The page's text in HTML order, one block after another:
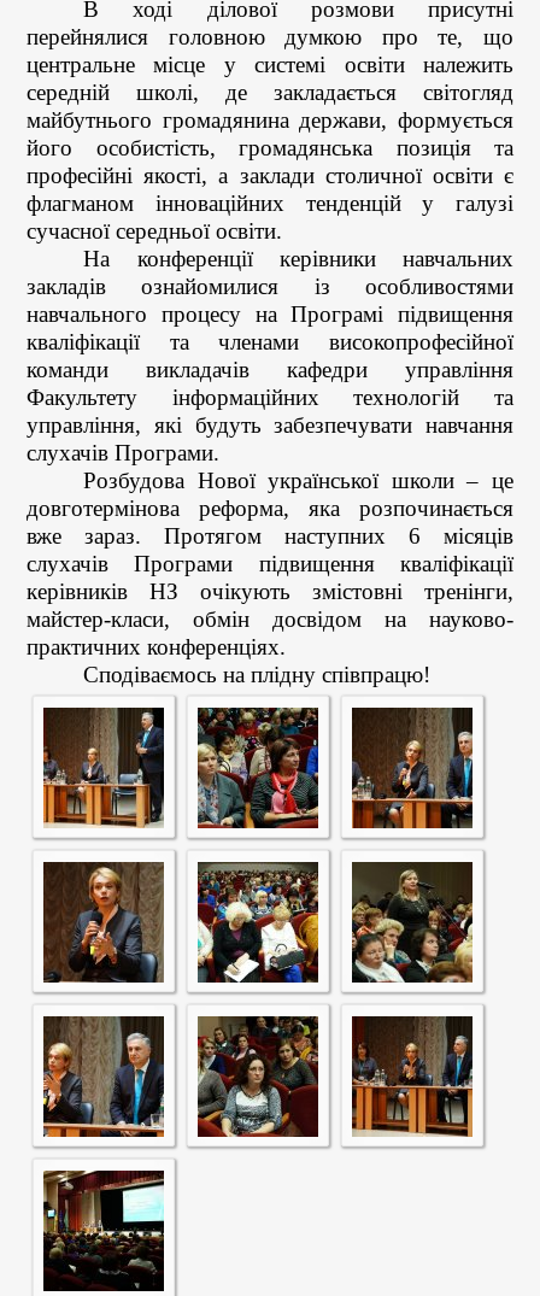
В ході ділової розмови присутні
перейнялися головною думкою про те, що
центральне місце у системі освіти належить
середній школі, де закладається світогляд
майбутнього громадянина держави, формується
його особистість, громадянська позиція та
професійні якості, а заклади столичної освіти є
флагманом інноваційних тенденцій у галузі
сучасної середньої освіти.
На конференції керівники навчальних
закладів ознайомилися із особливостями
навчального процесу на Програмі підвищення
кваліфікації та членами високопрофесійної
команди викладачів кафедри управління
Факультету інформаційних технологій та
управління, які будуть забезпечувати навчання
слухачів Програми.
Розбудова Нової української школи – це
довготермінова реформа, яка розпочинається
вже зараз. Протягом наступних 6 місяців
слухачів Програми підвищення кваліфікації
керівників НЗ очікують змістовні тренінги,
майстер-класи, обмін досвідом на науково-
практичних конференціях.
Сподіваємось на плідну співпрацю!